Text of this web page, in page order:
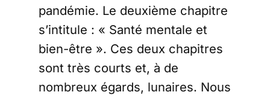
pandémie. Le deuxième chapitre
s’intitule : « Santé mentale et
bien-être ». Ces deux chapitres
sont très courts et, à de
nombreux égards, lunaires. Nous